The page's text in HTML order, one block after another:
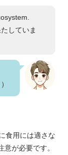
していま
食用には適さな
が必要です。